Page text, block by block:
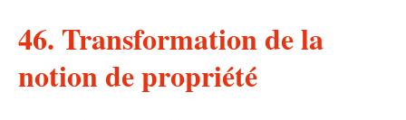
46. Transformation de la
notion de propriété